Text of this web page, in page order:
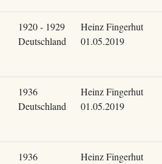
1920 - 1929
Deutschland
Heinz Fingerhut
01.05.2019
1936
Deutschland
Heinz Fingerhut
01.05.2019
1936
Heinz Fingerhut